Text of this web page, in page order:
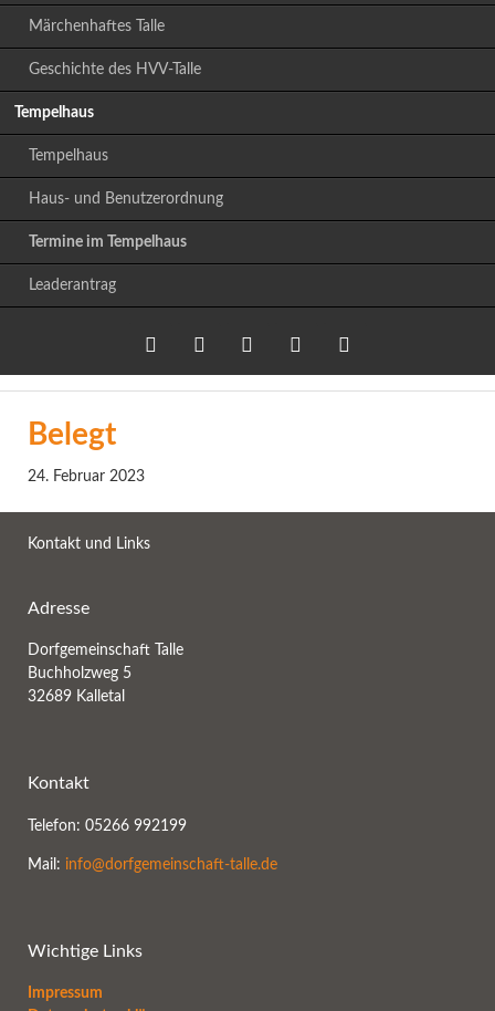
Märchenhaftes Talle
Geschichte des HVV-Talle
Tempelhaus
Tempelhaus
Haus- und Benutzerordnung
Termine im Tempelhaus
Leaderantrag
Belegt
24. Februar 2023
Kontakt und Links
Adresse
Dorfgemeinschaft Talle
Buchholzweg 5
32689 Kalletal
Kontakt
Telefon: 05266 992199
Mail: info@dorfgemeinschaft-talle.de
Wichtige Links
Impressum